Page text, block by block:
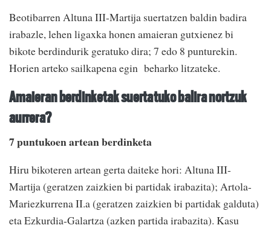
Beotibarren Altuna III-Martija suertatzen baldin badira
irabazle, lehen ligaxka honen amaieran gutxienez bi
bikote berdindurik geratuko dira; 7 edo 8 punturekin.
Horien arteko sailkapena egin beharko litzateke.
Amaieran berdinketak suertatuko balira nortzuk
aurrera?
7 puntukoen artean berdinketa
Hiru bikoteren artean gerta daiteke hori: Altuna III-
Martija (geratzen zaizkien bi partidak irabazita); Artola-
Mariezkurrena II.a (geratzen zaizkien bi partidak galduta)
eta Ezkurdia-Galartza (azken partida irabazita). Kasu